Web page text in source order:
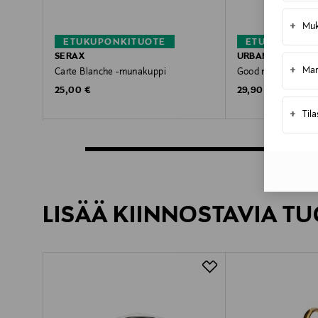
+
+
+
ETUKUPONKITUOTE
SERAX
Carte Blanche -munakuppi
Original Price
25,00 €
URBAN NATURE
Good morning -
Original Price
29,90 €
LISÄÄ KIINNOSTAVIA